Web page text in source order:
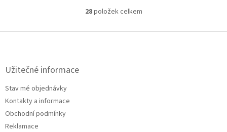
O
l
28položek celkem
Z
Užitečné informace
Stav mé objednávky
Kontakty a informace
Obchodní podmínky
Reklamace